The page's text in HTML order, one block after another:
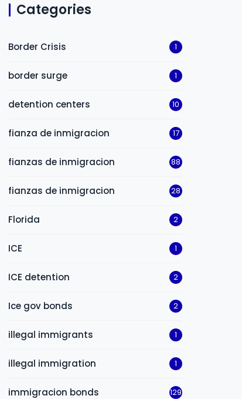
Categories
Border Crisis 1
border surge 1
detention centers 10
fianza de inmigracion 17
fianzas de inmigracion 88
fianzas de inmigracion 28
Florida 2
ICE 1
ICE detention 2
Ice gov bonds 2
illegal immigrants 1
illegal immigration 1
immigracion bonds 129